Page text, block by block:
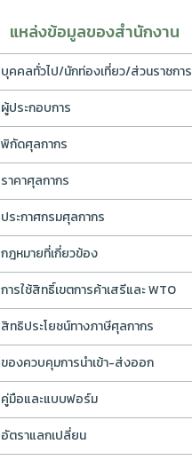
แหล่งข้อมูลของสำนักงาน
บุคคลทั่วไป/นักท่องเที่ยว/ส่วนราชการ
ผู้ประกอบการ
พิกัดศุลกากร
ราคาศุลกากร
ประกาศกรมศุลกากร
กฎหมายที่เกี่ยวข้อง
การใช้สิทธิ์เขตการค้าเสรีและ WTO
สิทธิประโยชน์ทางภาษีศุลกากร
ของควบคุมการนำเข้า-ส่งออก
คู่มือและแบบฟอร์ม
อัตราแลกเปลี่ยน